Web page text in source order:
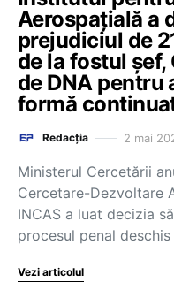
Aerospațială a
prejudiciul de
de la fostul
de DNA pentru
formă
Redacția 2 mai
Ministerul Cercetării
Cercetare-Dezvoltare
INCAS a luat decizia
procesul penal
Vezi articolul